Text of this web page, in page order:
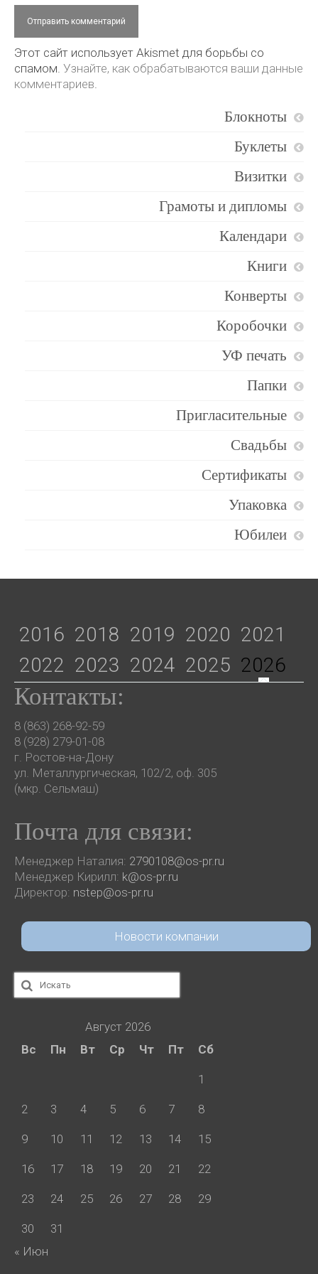
Этот сайт использует Akismet для борьбы со
спамом. Узнайте, как обрабатываются ваши данные
комментариев.
Блокноты
Буклеты
Визитки
Грамоты и дипломы
Календари
Книги
Конверты
Коробочки
УФ печать
Папки
Пригласительные
Свадьбы
Сертификаты
Упаковка
Юбилеи
2016 2018 2019 2020 2021
2022 2023 2024 2025 2026
Контакты:
8 (863) 268-92-59
8 (928) 279-01-08
г. Ростов-на-Дону
ул. Металлургическая, 102/2, оф. 305
(мкр. Сельмаш)
Почта для связи:
Менеджер Наталия: 2790108@os-pr.ru
Менеджер Кирилл: k@os-pr.ru
Директор: nstep@os-pr.ru
Новости компании
Искать:
Август 2026
Вс
Пн Вт Ср Чт Пт Сб
1
2 3 4 5 6 7 8
9 10 11 12 13 14 15
16 17 18 19 20 21 22
23 24 25 26 27 28 29
30
31
« Июн